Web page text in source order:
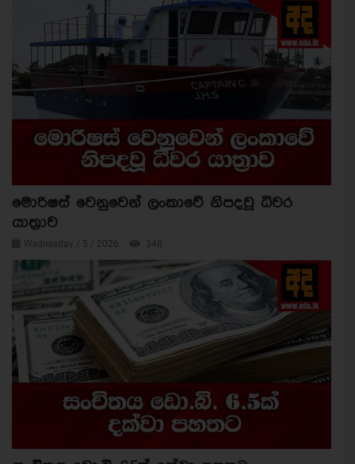
මොරිෂස් වෙනුවෙන් ලංකාවේ නිපදවූ ධීවර
යාත්‍රාව
Wednesday / 5 / 2026 348